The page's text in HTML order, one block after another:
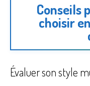
Conseils
choisir
Évaluer son style